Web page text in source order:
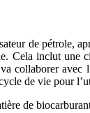
de pétrole,
Cela inclut
collaborer
de vie pour
de